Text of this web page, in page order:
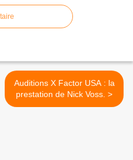
Auditions X Factor USA : la
prestation de Nick Voss. >